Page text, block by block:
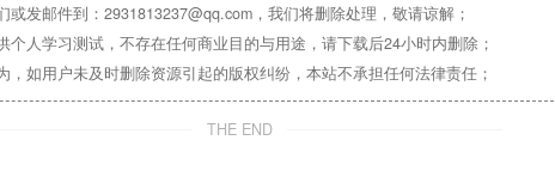
发邮件到：2931813237@qq.com，我们将删除处理，敬请谅解；
人学习测试，不存在任何商业目的与用途，请下载后24小时内删除；
如用户未及时删除资源引起的版权纠纷，本站不承担任何法律责任；
THE END